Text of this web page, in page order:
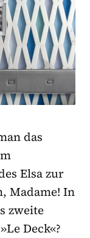
das
Elsa zur
Madame! In
zweite
Deck«?